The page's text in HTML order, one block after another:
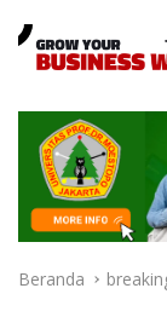
Beranda